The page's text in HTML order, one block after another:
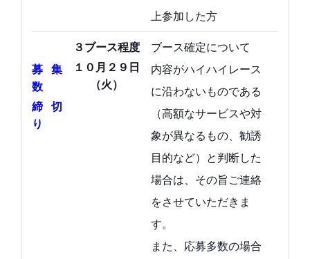
上参加した方
募集
数
締切
り
３ブース程度
１０月２９日
（火）
ブース確定について
内容がハイハイレース
に沿わないものである
（高額なサービスや対
象が異なるもの、勧誘
目的など）と判断した
場合は、その旨ご連絡
をさせていただきま
す。
また、応募多数の場合